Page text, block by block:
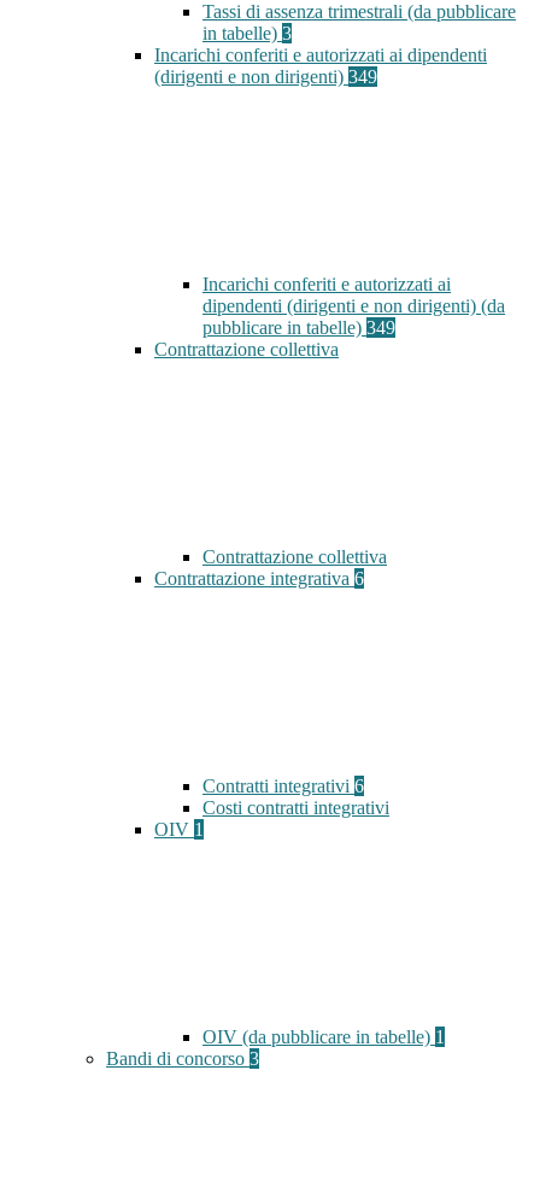
Tassi di assenza trimestrali (da pubblicare
in tabelle) 3
Incarichi conferiti e autorizzati ai dipendenti
(dirigenti e non dirigenti) 349
Incarichi conferiti e autorizzati ai
dipendenti (dirigenti e non dirigenti) (da
pubblicare in tabelle) 349
Contrattazione collettiva
Contrattazione collettiva
Contrattazione integrativa 6
Contratti integrativi 6
Costi contratti integrativi
OIV 1
OIV (da pubblicare in tabelle) 1
Bandi di concorso 3